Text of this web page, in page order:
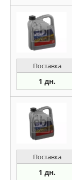
Rio
Sephia
Shuma
Sorento
Soul
Sportage
Venga
Поставка
1 дн.
Поставка
1 дн.